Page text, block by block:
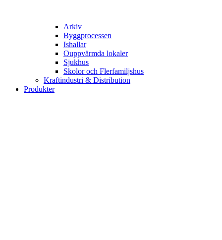
Arkiv
Byggprocessen
Ishallar
Ouppvärmda lokaler
Sjukhus
Skolor och Flerfamiljshus
Kraftindustri & Distribution
Produkter